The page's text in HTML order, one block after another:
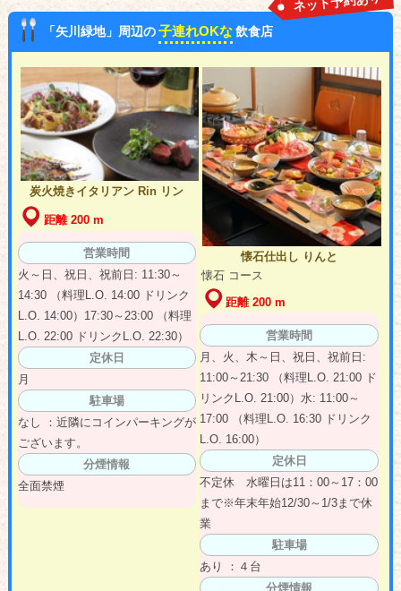
「矢川緑地」周辺の子連れOKな 飲食店
炭火焼きイタリアン Rin リン
距離 200 m
営業時間
火～日、祝日、祝前日: 11:30～
14:30 （料理L.O. 14:00 ドリンク
L.O. 14:00）17:30～23:00 （料理
L.O. 22:00 ドリンクL.O. 22:30）
定休日
月
駐車場
なし ：近隣にコインパーキングが
ございます。
分煙情報
全面禁煙
懐石仕出し りんと
懐石 コース
距離 200 m
営業時間
月、火、木～日、祝日、祝前日:
11:00～21:30 （料理L.O. 21:00 ド
リンクL.O. 21:00）水: 11:00～
17:00 （料理L.O. 16:30 ドリンク
L.O. 16:00）
定休日
不定休 水曜日は11：00～17：00
まで※年末年始12/30～1/3まで休
業
駐車場
あり ：４台
分煙情報